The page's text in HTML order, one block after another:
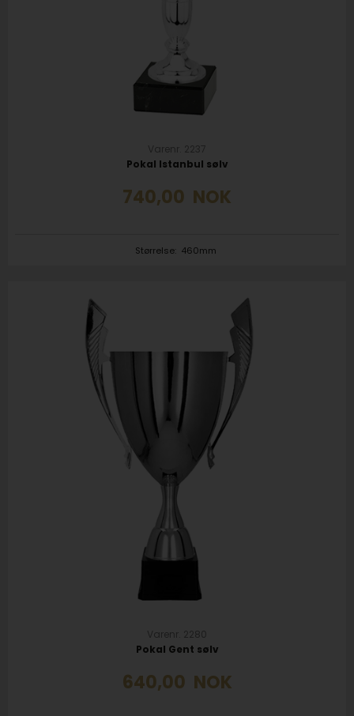
Varenr. 2237
Pokal Istanbul sølv
740,00 NOK
Størrelse: 460mm
Varenr. 2280
Pokal Gent sølv
640,00 NOK